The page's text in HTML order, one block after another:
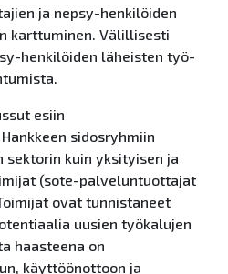
ja nepsy-henkilöiden
karttuminen. Välillisesti
henkilöiden läheisten työ-
esiin
sidosryhmiin
sektorin kuin yksityisen ja
(sote-palveluntuottajat
ovat tunnistaneet
uusien työkalujen
haasteena on
käyttöönottoon ja